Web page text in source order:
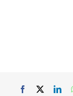
Facebook